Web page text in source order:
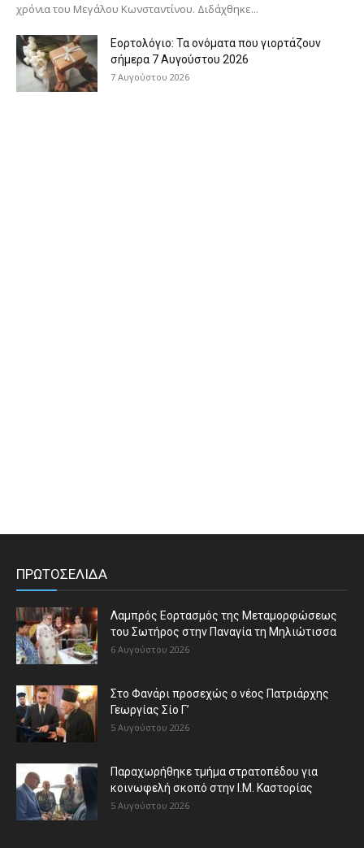
χρόνια του Μεγάλου Κωνσταντίνου. Διδάχθηκε...
Εορτολόγιο: Τα ονόματα που γιορτάζουν
σήμερα 7 Αυγούστου 2026
7 Αυγούστου 2026
ΠΡΩΤΟΣΕΛΙΔΑ
Λαμπρός Εορτασμός της Μεταμορφώσεως
του Σωτήρος στην Παναγία τη Μηλιώτισσα
6 Αυγούστου 2026
Στο Φανάρι προσεχώς ο νέος Πατριάρχης
Γεωργίας Σίο Γ’
5 Αυγούστου 2026
Παραχωρήθηκε τμήμα στρατοπέδου για
κοινωφελή σκοπό στην Ι.Μ. Καστορίας
5 Αυγούστου 2026